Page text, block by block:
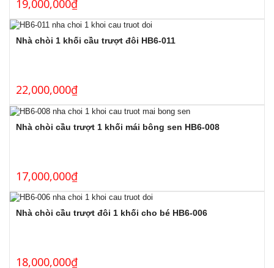
19,000,000₫
Nhà chòi 1 khối cầu trượt đôi HB6-011
22,000,000₫
Nhà chòi cầu trượt 1 khối mái bông sen HB6-008
17,000,000₫
Nhà chòi cầu trượt đôi 1 khối cho bé HB6-006
18,000,000₫